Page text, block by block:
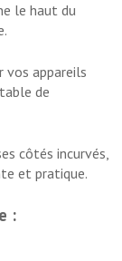
le haut du
vos appareils
de
côtés incurvés,
et pratique.
: